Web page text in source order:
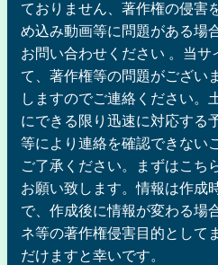
ておりません、著作権の侵害
め込み動画等に問題がある場
お問い合わせください 。当サ
て、著作権等の問題がござい
しますのでご連絡ください。
にできる限り迅速に対応する
等により連絡を確認できない
ご了承ください。まずはこち
お願い致します。情報は作成
で、作成後に情報が変わる場
ネ等の著作権侵害目的として
だけますと幸いです。